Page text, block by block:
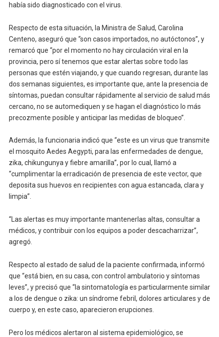
había sido diagnosticado con el virus.
Respecto de esta situación, la Ministra de Salud, Carolina
Centeno, aseguró que “son casos importados, no autóctonos”, y
remarcó que “por el momento no hay circulación viral en la
provincia, pero sí tenemos que estar alertas sobre todo las
personas que estén viajando, y que cuando regresan, durante las
dos semanas siguientes, es importante que, ante la presencia de
síntomas, puedan consultar rápidamente al servicio de salud más
cercano, no se automediquen y se hagan el diagnóstico lo más
precozmente posible y anticipar las medidas de bloqueo”.
Además, la funcionaria indicó que “este es un virus que transmite
el mosquito Aedes Aegypti, para las enfermedades de dengue,
zika, chikungunya y fiebre amarilla”, por lo cual, llamó a
“cumplimentar la erradicación de presencia de este vector, que
deposita sus huevos en recipientes con agua estancada, clara y
limpia”.
“Las alertas es muy importante mantenerlas altas, consultar a
médicos, y contribuir con los equipos a poder descacharrizar”,
agregó.
Respecto al estado de salud de la paciente confirmada, informó
que “está bien, en su casa, con control ambulatorio y síntomas
leves”, y precisó que “la sintomatología es particularmente similar
a los de dengue o zika: un síndrome febril, dolores articulares y de
cuerpo y, en este caso, aparecieron erupciones.
Pero los médicos alertaron al sistema epidemiológico, se